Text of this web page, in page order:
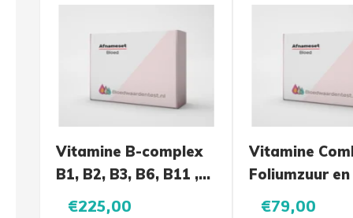
Vitamine B-complex
B1, B2, B3, B6, B11 ,
B12
€225,00
Vitamine Combi
Foliumzuur en
€79,00